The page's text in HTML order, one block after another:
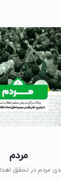
مردم
مردم در تحقق